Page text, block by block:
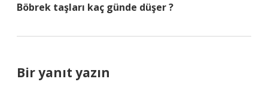
Böbrek taşları kaç günde düşer ?
Bir yanıt yazın